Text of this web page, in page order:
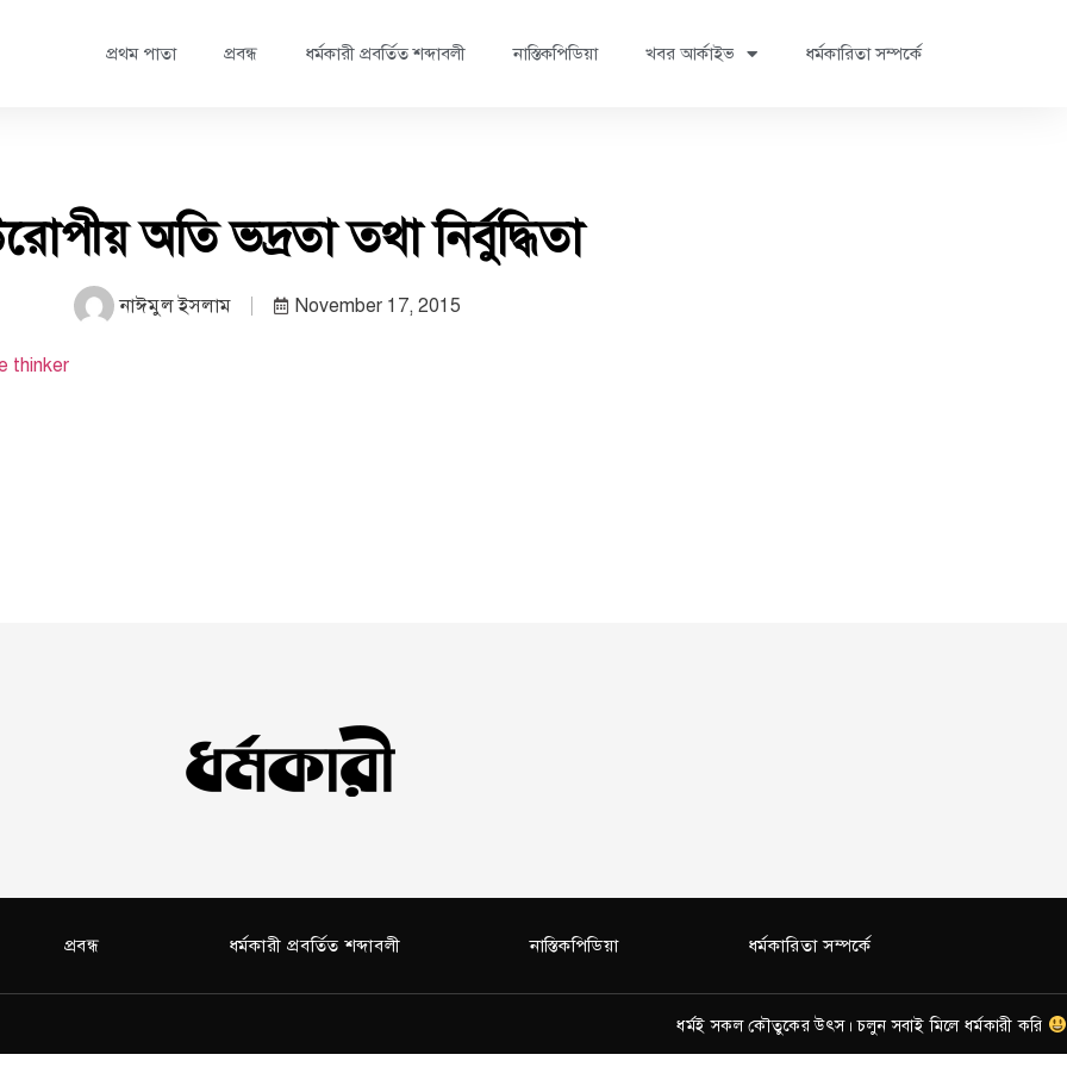
প্রথম পাতা প্রবন্ধ ধর্মকারী প্রবর্তিত শব্দাবলী নাস্তিকপিডিয়া খবর আর্কাইভ ধর্মকারিতা সম্পর্কে
অতি ভদ্রতা তথা নির্বুদ্ধিতা
নাঈমুল ইসলাম November 17, 2015
প্রবন্ধ ধর্মকারী প্রবর্তিত শব্দাবলী নাস্তিকপিডিয়া ধর্মকারিতা সম্পর্কে
ধর্মই সকল কৌতুকের উৎস। চলুন সবাই মিলে ধর্মকারী করি